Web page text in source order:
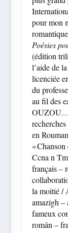
pour mon
Poésies
(édition
l’aide de
licenciée
du
au fil des
OUZOU…
en
«
Ccna n
français –
la moitié /
amazigh –
fameux
român –